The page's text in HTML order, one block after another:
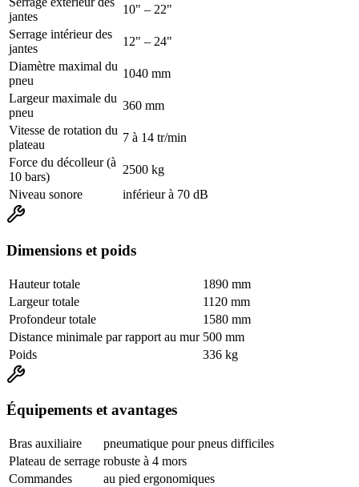
jantes
10" – 22"
Serrage intérieur des
jantes
12" – 24"
Diamètre maximal du
pneu
1040 mm
Largeur maximale du
pneu
360 mm
Vitesse de rotation du
plateau
7 à 14 tr/min
Force du décolleur (à
10 bars)
2500 kg
Niveau sonore
inférieur à 70 dB
Dimensions et poids
Hauteur totale
1890 mm
Largeur totale
1120 mm
Profondeur totale
1580 mm
Distance minimale par rapport au mur 500 mm
Poids
336 kg
Équipements et avantages
Bras auxiliaire
pneumatique pour pneus difficiles
Plateau de serrage robuste à 4 mors
Commandes
au pied ergonomiques